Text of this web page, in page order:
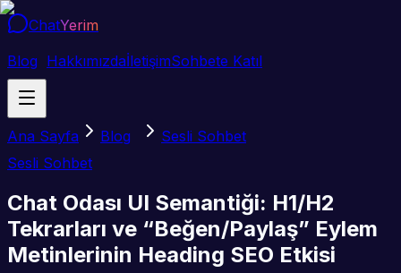
ChatYerim
Blog HakkımızdaİletişimSohbete Katıl
Ana Sayfa Blog
Sesli Sohbet
Sesli Sohbet
Chat Odası UI Semantiği: H1/H2
Tekrarları ve “Beğen/Paylaş” Eylem
Metinlerinin Heading SEO Etkisi